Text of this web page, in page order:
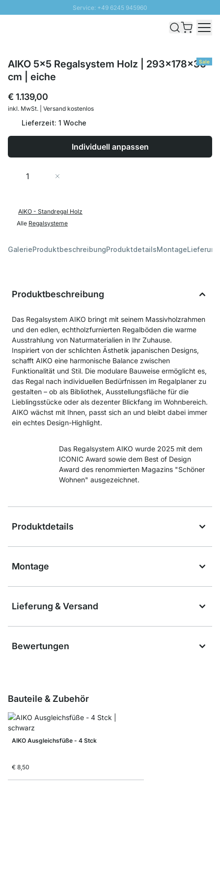
Service: +49 6245 945960
Schnelle Lieferung - Gratis Versand ab 100€
Sale
AIKO 5x5 Regalsystem Holz | 293x178x36
cm | eiche
€ 1.139,00
inkl. MwSt. | Versand kostenlos
Lieferzeit: 1 Woche
Individuell anpassen
Menge
AIKO - Standregal Holz
Alle Regalsysteme
GalerieProduktbeschreibungProduktdetailsMontage
Produktbeschreibung
Das Regalsystem AIKO bringt mit seinem Massivholzrahmen
und den edlen, echtholzfurnierten Regalböden die warme
Ausstrahlung von Naturmaterialien in Ihr Zuhause.
Inspiriert von der schlichten Ästhetik japanischen Designs,
schafft AIKO eine harmonische Balance zwischen
Funktionalität und Stil. Die modulare Bauweise ermöglicht es,
das Regal nach individuellen Bedürfnissen im Regalplaner zu
gestalten – ob als Bibliothek, Ausstellungsfläche für die
Lieblingsstücke oder als dezenter Blickfang im Wohnbereich.
AIKO wächst mit Ihnen, passt sich an und bleibt dabei immer
ein echtes Design-Highlight.
Das Regalsystem AIKO wurde 2025 mit dem
ICONIC Award sowie dem Best of Design
Award des renommierten Magazins "Schöner
Wohnen" ausgezeichnet.
Produktdetails
Montage
Lieferung & Versand
Bewertungen
Bauteile & Zubehör
AIKO Ausgleichsfüße - 4 Stck
€ 8,50